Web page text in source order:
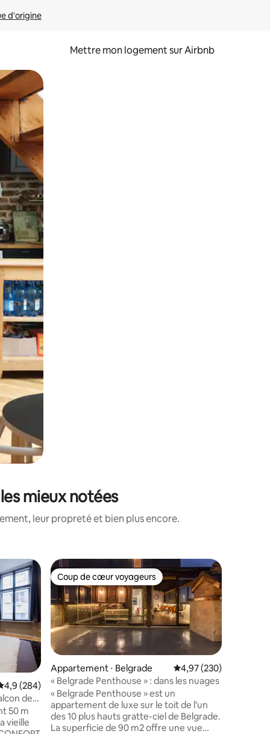
d'origine
Mettre mon logement sur Airbnb
glisser.
mieux notées
leur propreté et bien plus encore.
: 4,98 sur 5
moyenne sur la base de 284 commentaires : 4,9 sur 5
4,9 (284)
de
50 m
vieille
Coup de cœur voyageurs
Coup de cœur voyageurs
Appartement ⋅ Belgrade Évaluation moyenne
4,97 (230)
« Belgrade Penthouse » : dans les nuages
« Belgrade Penthouse » est un
appartement de luxe sur le toit de l'un
des 10 plus hauts gratte-ciel de Belgrade.
La superficie de 90 m2 offre une vue